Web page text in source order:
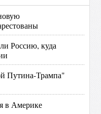
Россию, куда
Путина-Трампа"
в Америке